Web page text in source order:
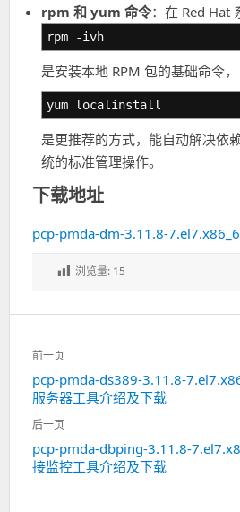
rpm 和 yum 命令：在 Red Hat
rpm -ivh
是安装本地 RPM 包的基础命令，
yum localinstall
是更推荐的方式，能自动解决依
统的标准管理操作。
下载地址
pcp-pmda-dm-3.11.8-
浏览量: 15
文
章
导
航
前一页
上
一
篇：
pcp-pmda-ds389-3.11.8-
服务器工具介绍及下载
后一页
下
一
pcp-pmda-dbping-3.11.8-
接监控工具介绍及下载